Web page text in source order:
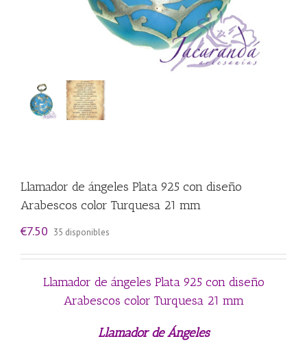
Llamador de ángeles Plata 925 con diseño
Arabescos color Turquesa 21 mm
€7.50 35 disponibles
Llamador de ángeles Plata 925 con diseño
Arabescos color Turquesa 21 mm
Llamador de Ángeles